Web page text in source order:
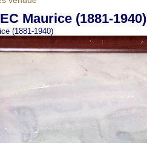
Maurice (1881-1940)
(1881-1940)